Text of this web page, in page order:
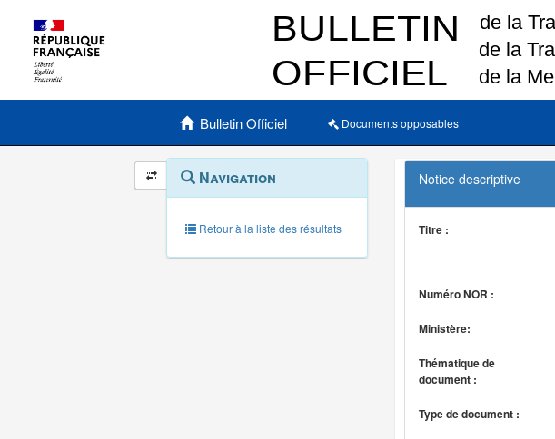
Menu principal
Bulletin Officiel Documents opposables
Navigation
et
outils
annexes
Menu
contextuel
Navigation
Retour à la liste des résultats
Notice descriptive
Titre :
Numéro NOR :
Ministère:
Thématique de
document :
Type de document :